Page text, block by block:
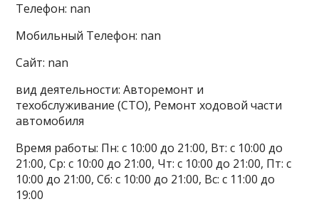
Телефон: nan
Мобильный Телефон: nan
Сайт: nan
вид деятельности: Авторемонт и
техобслуживание (СТО), Ремонт ходовой части
автомобиля
Время работы: Пн: с 10:00 до 21:00, Вт: с 10:00 до
21:00, Ср: с 10:00 до 21:00, Чт: с 10:00 до 21:00, Пт: с
10:00 до 21:00, Сб: с 10:00 до 21:00, Вс: с 11:00 до
19:00